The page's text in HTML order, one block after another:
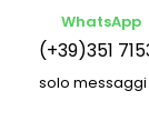
WhatsApp
(+39)351
solo